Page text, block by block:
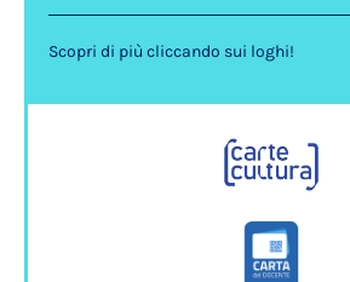
Scopri di più cliccando sui loghi!